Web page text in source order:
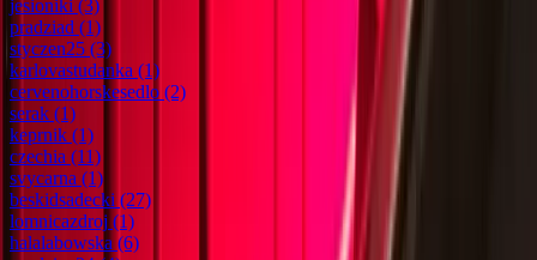
jesioniki (3)
pradziad (1)
styczen25 (3)
karlovastudanka (1)
cervenohorskesedlo (2)
serak (1)
keprnik (1)
czechia (11)
svycarna (1)
beskidsadecki (27)
lomnicazdroj (1)
halalabowska (6)